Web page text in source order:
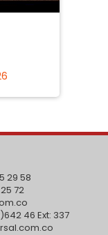
29 58
72
46 Ext: 337